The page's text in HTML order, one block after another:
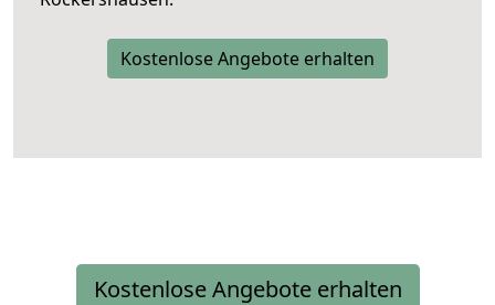
Kostenlose Angebote erhalten
Kostenlose Angebote erhalten